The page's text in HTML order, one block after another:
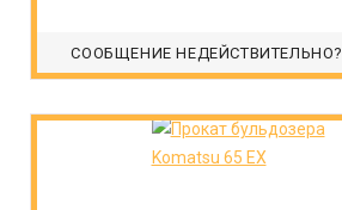
СООБЩЕНИЕ НЕДЕЙСТВИТЕЛЬНО?